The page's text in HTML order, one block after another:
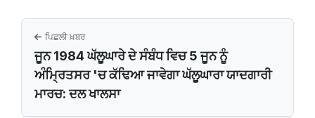
ਪਿਛਲੀ ਖ਼ਬਰ
ਜੂਨ 1984 ਘੱਲੂਘਾਰੇ ਦੇ ਸੰਬੰਧ ਵਿਚ 5 ਜੂਨ ਨੂੰ
ਅੰਮ੍ਰਿਤਸਰ 'ਚ ਕੱਢਿਆ ਜਾਵੇਗਾ ਘੱਲੂਘਾਰਾ ਯਾਦਗਾਰੀ
ਮਾਰਚ: ਦਲ ਖਾਲਸਾ